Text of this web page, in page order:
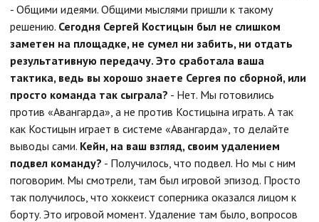
- Общими идеями. Общими мыслями пришли к такому
решению. Сегодня Сергей Костицын был не слишком
заметен на площадке, не сумел ни забить, ни отдать
результативную передачу. Это сработала ваша
тактика, ведь вы хорошо знаете Сергея по сборной, или
просто команда так сыграла? - Нет. Мы готовились
против «Авангарда», а не против Костицына играть. А так
как Костицын играет в системе «Авангарда», то делайте
выводы сами. Кейн, на ваш взгляд, своим удалением
подвел команду? - Получилось, что подвел. Но мы с ним
поговорим. Мы смотрели, там был игровой эпизод. Просто
так получилось, что хоккеист соперника оказался лицом к
борту. Это игровой момент. Удаление там было, вопросов